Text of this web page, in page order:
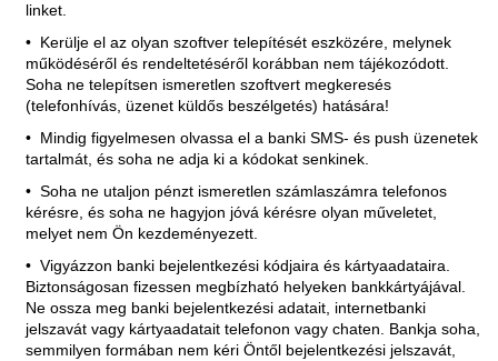
linket.
Kerülje el az olyan szoftver telepítését eszközére, melynek
működéséről és rendeltetéséről korábban nem tájékozódott.
Soha ne telepítsen ismeretlen szoftvert megkeresés
(telefonhívás, üzenet küldős beszélgetés) hatására!
Mindig figyelmesen olvassa el a banki SMS- és push üzenetek
tartalmát, és soha ne adja ki a kódokat senkinek.
Soha ne utaljon pénzt ismeretlen számlaszámra telefonos
kérésre, és soha ne hagyjon jóvá kérésre olyan műveletet,
melyet nem Ön kezdeményezett.
Vigyázzon banki bejelentkezési kódjaira és kártyaadataira.
Biztonságosan fizessen megbízható helyeken bankkártyájával.
Ne ossza meg banki bejelentkezési adatait, internetbanki
jelszavát vagy kártyaadatait telefonon vagy chaten. Bankja soha,
semmilyen formában nem kéri Öntől bejelentkezési jelszavát,